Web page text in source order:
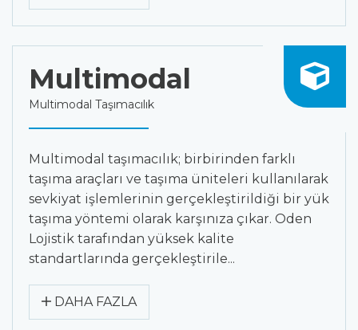
Multimodal
Multimodal Taşımacılık
Multimodal taşımacılık; birbirinden farklı
taşıma araçları ve taşıma üniteleri kullanılarak
sevkiyat işlemlerinin gerçekleştirildiği bir yük
taşıma yöntemi olarak karşınıza çıkar. Oden
Lojistik tarafından yüksek kalite
standartlarında gerçekleştirile...
DAHA FAZLA